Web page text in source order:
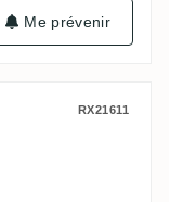
Me prévenir
Series
RX21611